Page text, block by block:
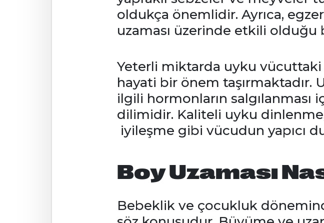
oldukça önemlidir. Ayrıca,
uzaması üzerinde etkili
Yeterli miktarda uyku
hayati bir önem
ilgili hormonların
dilimidir. Kaliteli uyku
iyileşme gibi vücudun yapıcı
Boy Uzaması
Bebeklik ve çocukluk